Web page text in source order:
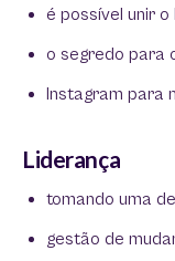
é possível unir
o segredo para
Instagram para
Liderança
tomando uma
gestão de